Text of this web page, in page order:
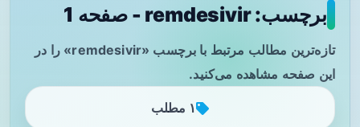
برچسب: remdesivir - صفحه 1
تازه‌ترین مطالب مرتبط با برچسب «remdesivir» را در
این صفحه مشاهده می‌کنید.
۱ مطلب